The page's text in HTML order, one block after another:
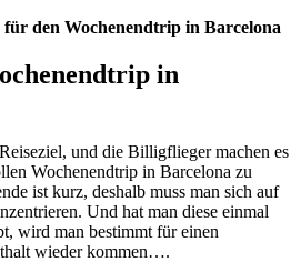
den Wochenendtrip in Barcelona
in
und die Billigflieger machen es
Wochenendtrip in Barcelona zu
ist kurz, deshalb muss man sich auf
Und hat man diese einmal
wird man bestimmt für einen
wieder kommen….